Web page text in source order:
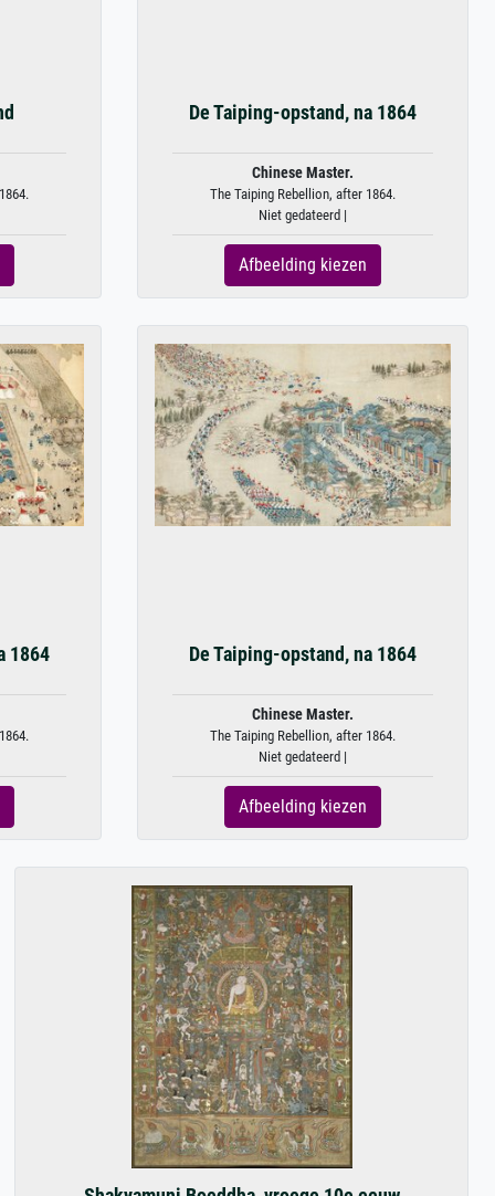
De Taiping-opstand, na 1864
Chinese Master.
The Taiping Rebellion, after 1864.
Niet gedateerd |
Afbeelding kiezen
1864 De Taiping-opstand, na 1864
Chinese Master.
The Taiping Rebellion, after 1864.
Niet gedateerd |
Afbeelding kiezen